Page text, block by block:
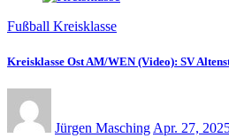
Fußball Kreisklasse
Kreisklasse Ost AM/WEN (Video): SV
Jürgen Masching Apr. 27,